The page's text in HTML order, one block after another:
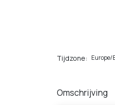
Tijdzone:
Omschrijving